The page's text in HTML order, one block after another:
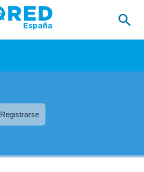
Registrarse